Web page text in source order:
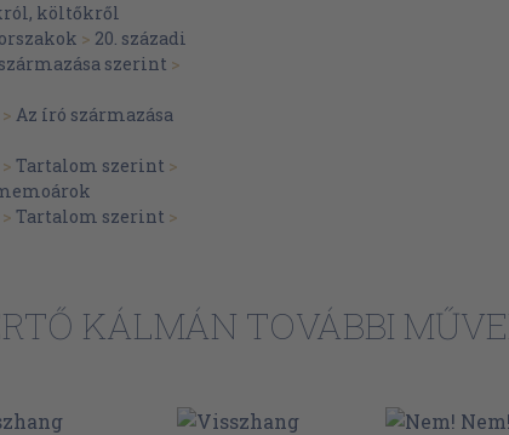
381
költőkről
> 20. századi
szerint >
> Az író származása
> Tartalom szerint >
> Tartalom szerint >
KÁLMÁN TOVÁBBI